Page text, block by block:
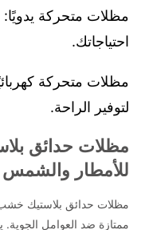
مظلات متحركة يدويًا:
احتياجاتك.
مظلات متحركة
لتوفير الراحة.
مظلات حدائق
للأمطار والشمس
مظلات حدائق بلاستيك خشب
ممتازة ضد العوامل الجوية.